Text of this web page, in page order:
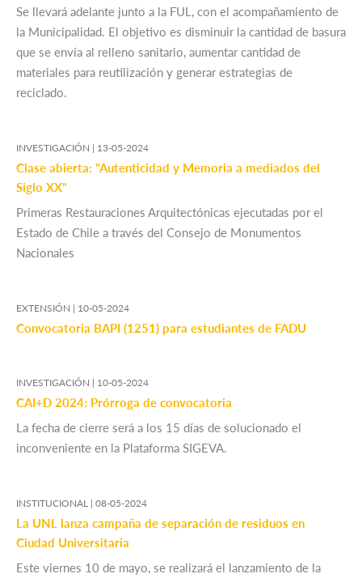
Se llevará adelante junto a la FUL, con el acompañamiento de
la Municipalidad. El objetivo es disminuir la cantidad de basura
que se envía al relleno sanitario, aumentar cantidad de
materiales para reutilización y generar estrategias de
reciclado.
INVESTIGACIÓN | 13-05-2024
Clase abierta: "Autenticidad y Memoria a mediados del
Siglo XX"
Primeras Restauraciones Arquitectónicas ejecutadas por el
Estado de Chile a través del Consejo de Monumentos
Nacionales
EXTENSIÓN | 10-05-2024
Convocatoria BAPI (1251) para estudiantes de FADU
INVESTIGACIÓN | 10-05-2024
CAI+D 2024: Prórroga de convocatoria
La fecha de cierre será a los 15 días de solucionado el
inconveniente en la Plataforma SIGEVA.
INSTITUCIONAL | 08-05-2024
La UNL lanza campaña de separación de residuos en
Ciudad Universitaria
Este viernes 10 de mayo, se realizará el lanzamiento de la